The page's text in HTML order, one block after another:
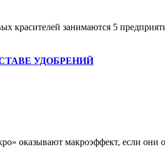
красителей занимаются 5
УДОБРЕНИЙ
оказывают макроэффект, если они